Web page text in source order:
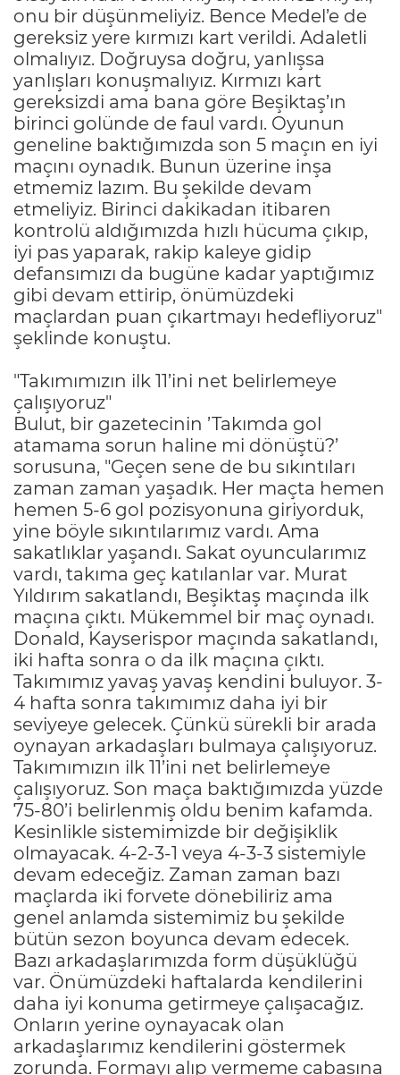
onu bir düşünmeliyiz. Bence Medel’e de
gereksiz yere kırmızı kart verildi. Adaletli
olmalıyız. Doğruysa doğru, yanlışsa
yanlışları konuşmalıyız. Kırmızı kart
gereksizdi ama bana göre Beşiktaş’ın
birinci golünde de faul vardı. Oyunun
geneline baktığımızda son 5 maçın en iyi
maçını oynadık. Bunun üzerine inşa
etmemiz lazım. Bu şekilde devam
etmeliyiz. Birinci dakikadan itibaren
kontrolü aldığımızda hızlı hücuma çıkıp,
iyi pas yaparak, rakip kaleye gidip
defansımızı da bugüne kadar yaptığımız
gibi devam ettirip, önümüzdeki
maçlardan puan çıkartmayı hedefliyoruz"
şeklinde konuştu.
"Takımımızın ilk 11’ini net belirlemeye
çalışıyoruz"
Bulut, bir gazetecinin ’Takımda gol
atamama sorun haline mi dönüştü?’
sorusuna, "Geçen sene de bu sıkıntıları
zaman zaman yaşadık. Her maçta hemen
hemen 5-6 gol pozisyonuna giriyorduk,
yine böyle sıkıntılarımız vardı. Ama
sakatlıklar yaşandı. Sakat oyuncularımız
vardı, takıma geç katılanlar var. Murat
Yıldırım sakatlandı, Beşiktaş maçında ilk
maçına çıktı. Mükemmel bir maç oynadı.
Donald, Kayserispor maçında sakatlandı,
iki hafta sonra o da ilk maçına çıktı.
Takımımız yavaş yavaş kendini buluyor. 3-
4 hafta sonra takımımız daha iyi bir
seviyeye gelecek. Çünkü sürekli bir arada
oynayan arkadaşları bulmaya çalışıyoruz.
Takımımızın ilk 11’ini net belirlemeye
çalışıyoruz. Son maça baktığımızda yüzde
75-80’i belirlenmiş oldu benim kafamda.
Kesinlikle sistemimizde bir değişiklik
olmayacak. 4-2-3-1 veya 4-3-3 sistemiyle
devam edeceğiz. Zaman zaman bazı
maçlarda iki forvete dönebiliriz ama
genel anlamda sistemimiz bu şekilde
bütün sezon boyunca devam edecek.
Bazı arkadaşlarımızda form düşüklüğü
var. Önümüzdeki haftalarda kendilerini
daha iyi konuma getirmeye çalışacağız.
Onların yerine oynayacak olan
arkadaşlarımız kendilerini göstermek
zorunda. Formayı alıp vermeme çabasına